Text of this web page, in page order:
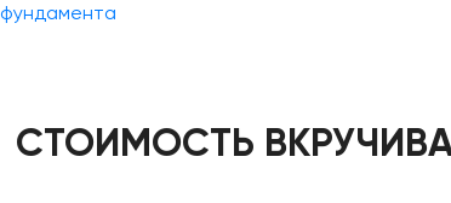
фундамента
СТОИМОСТЬ